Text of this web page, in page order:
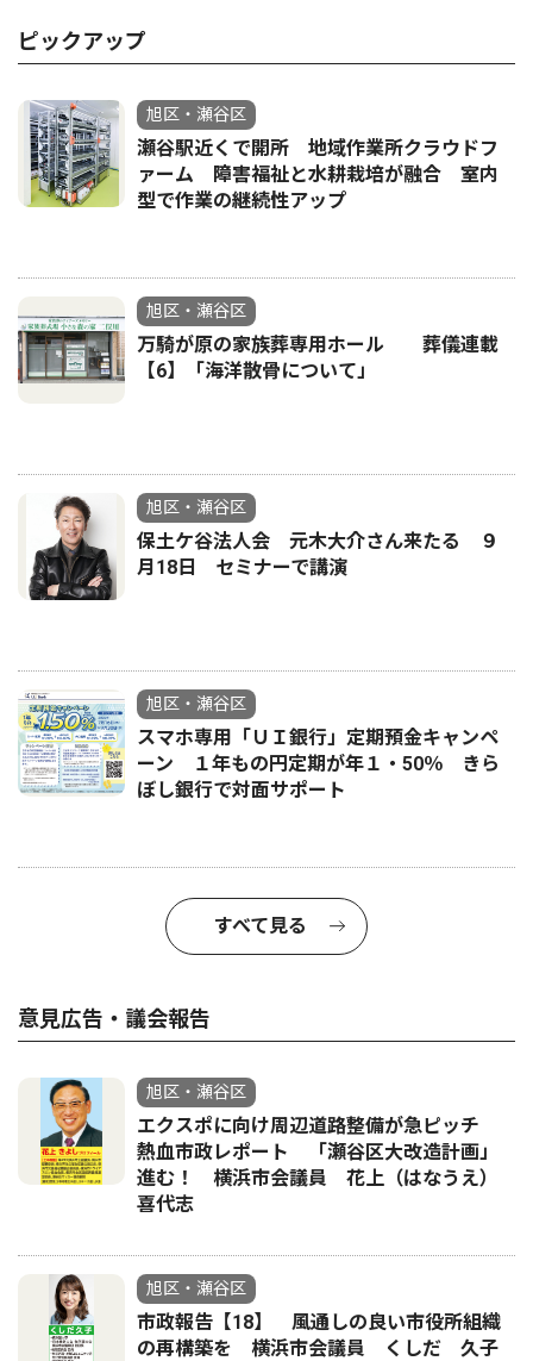
ピックアップ
旭区・瀬谷区
瀬谷駅近くで開所 地域作業所クラウドフ
ァーム 障害福祉と水耕栽培が融合 室内
型で作業の継続性アップ
旭区・瀬谷区
万騎が原の家族葬専用ホール 葬儀連載
【6】「海洋散骨について」
旭区・瀬谷区
保土ケ谷法人会 元木大介さん来たる ９
月18日 セミナーで講演
旭区・瀬谷区
スマホ専用「ＵＩ銀行」定期預金キャンペ
ーン １年もの円定期が年１・50％ きら
ぼし銀行で対面サポート
すべて見る
意見広告・議会報告
旭区・瀬谷区
エクスポに向け周辺道路整備が急ピッチ
熱血市政レポート 「瀬谷区大改造計画」
進む！ 横浜市会議員 花上（はなうえ）
喜代志
旭区・瀬谷区
市政報告【18】 風通しの良い市役所組織
の再構築を 横浜市会議員 くしだ 久子